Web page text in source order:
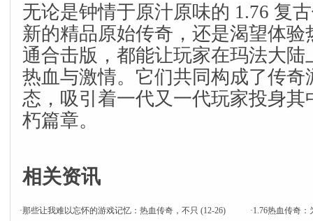
无论是钟情于原汁原味的 1.76 复
新的精品原始传奇，还是渴望体验
通合击版，都能让玩家在玛法大陆
热血与激情。它们共同构成了传奇
态，吸引着一代又一代玩家投身其
朽篇章。
相关资讯
·那些让我难以忘怀的游戏记忆：热血传奇，不只 (12-26) ·1.76热血传奇